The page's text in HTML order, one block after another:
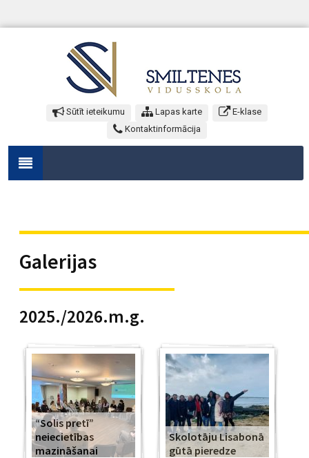
Sūtīt ieteikumu Lapas karte
E-klase
Kontaktinformācija
Galerijas
2025./2026.m.g.
“Solis pretī”
neiecietības
mazināšanai
Skolotāju Lisabonā
gūtā pieredze